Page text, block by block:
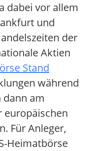
dabei vor allem
und
der
Aktien
Stand
während
dann am
europäischen
Für Anleger,
Heimatbörse